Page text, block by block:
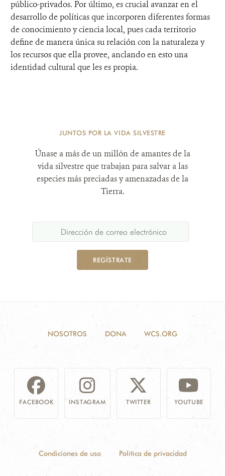
público-privados. Por último, es crucial avanzar en el
desarrollo de políticas que incorporen diferentes formas
de conocimiento y ciencia local, pues cada territorio
define de manera única su relación con la naturaleza y
los recursos que ella provee, anclando en esto una
identidad cultural que les es propia.
JUNTOS POR LA VIDA SILVESTRE
Únase a más de un millón de amantes de la
vida silvestre que trabajan para salvar a las
especies más preciadas y amenazadas de la
Tierra.
REGÍSTRATE
NOSOTROS DONA WCS.ORG
FACEBOOK INSTAGRAM TWITTER YOUTUBE
Condiciones de uso Política de privacidad